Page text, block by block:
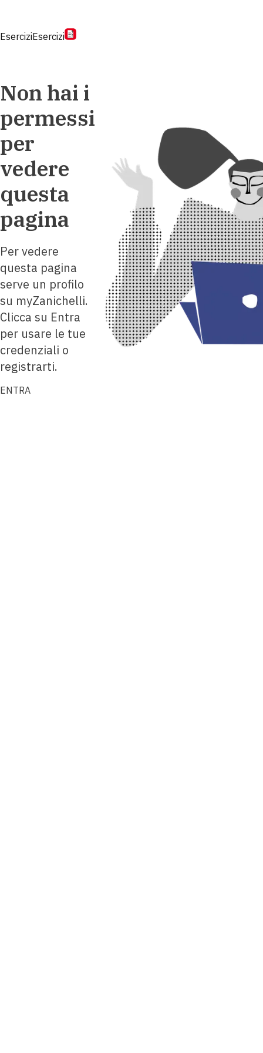
EserciziEsercizi
Non hai i
permessi
per
vedere
questa
pagina
Per vedere
questa pagina
serve un profilo
su myZanichelli.
Clicca su Entra
per usare le tue
credenziali o
registrarti.
ENTRA